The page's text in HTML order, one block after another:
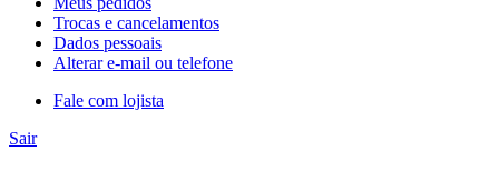
Trocas e cancelamentos
Dados pessoais
Alterar e-mail ou telefone
Fale com lojista
Sair